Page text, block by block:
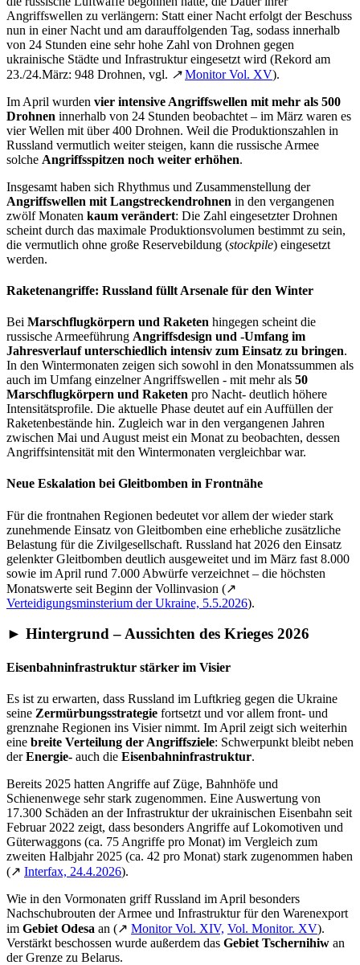
Angriffswellen zu verlängern: Statt einer Nacht erfolgt der Beschuss
nun in einer Nacht und am darauffolgenden Tag, sodass innerhalb
von 24 Stunden eine sehr hohe Zahl von Drohnen gegen
ukrainische Städte und Infrastruktur eingesetzt wird (Rekord am
23./24.März: 948 Drohnen, vgl. ↗Monitor Vol. XV).
Im April wurden vier intensive Angriffswellen mit mehr als 500
Drohnen innerhalb von 24 Stunden beobachtet – im März waren es
vier Wellen mit über 400 Drohnen. Weil die Produktionszahlen in
Russland vermutlich weiter steigen, kann die russische Armee
solche Angriffsspitzen noch weiter erhöhen.
Insgesamt haben sich Rhythmus und Zusammenstellung der
Angriffswellen mit Langstreckendrohnen in den vergangenen
zwölf Monaten kaum verändert: Die Zahl eingesetzter Drohnen
scheint durch das maximale Produktionsvolumen bestimmt zu sein,
die vermutlich ohne große Reservebildung (stockpile) eingesetzt
werden.
Raketenangriffe: Russland füllt Arsenale für den Winter
Bei Marschflugkörpern und Raketen hingegen scheint die
russische Armeeführung Angriffsdesign und -Umfang im
Jahresverlaufunterschiedlich intensiv zum Einsatz zu bringen.
In den Wintermonaten zeigen sich sowohl in den Monatssummen als
auch im Umfang einzelner Angriffswellen - mit mehr als 50
Marschflugkörpern und Raketen pro Nacht- deutlich höhere
Intensitätsprofile. Die aktuelle Phase deutet auf ein Auffüllen der
Raketenbestände hin. Zugleich war in den vergangenen Jahren
zwischen Mai und August meist ein Monat zu beobachten, dessen
Angriffsintensität mit den Wintermonaten vergleichbar war.
Neue Eskalation bei Gleitbomben in Frontnähe
Für die frontnahen Regionen bedeutet vor allem der wieder stark
zunehmende Einsatz von Gleitbomben eine erhebliche zusätzliche
Belastung für die Zivilgesellschaft. Russland hat 2026 den Einsatz
gelenkter Gleitbomben deutlich ausgeweitet und im März fast 8.000
sowie im April rund 7.000 Abwürfe verzeichnet – die höchsten
Monatswerte seit Beginn der Vollinvasion (↗
Verteidigungsminsterium der Ukraine, 5.5.2026).
► Hintergrund – Aussichten des Krieges 2026
Eisenbahninfrastruktur stärker im Visier
Es ist zu erwarten, dass Russland im Luftkrieg gegen die Ukraine
seine Zermürbungsstrategie fortsetzt und vor allem front- und
grenznahe Regionen ins Visier nimmt. Im April zeigt sich weiterhin
eine breite Verteilung der Angriffsziele: Schwerpunkt bleibt neben
derEnergie- auch die Eisenbahninfrastruktur.
Bereits 2025 hatten Angriffe auf Züge, Bahnhöfe und
Schienenwege sehr stark zugenommen. Eine Auswertung von
17.300 Schäden an der Infrastruktur der ukrainischen Eisenbahn seit
Februar 2022 zeigt, dass besonders Angriffe auf Lokomotiven und
Güterwaggons (ca. 75 Angriffe pro Monat) im Vergleich zum
zweiten Halbjahr 2025 (ca. 42 pro Monat) stark zugenommen haben
(↗ Interfax, 24.4.2026).
Wie in den Vormonaten griff Russland im April besonders
Nachschubrouten der Armee und Infrastruktur für den Warenexport
im Gebiet Odesa an (↗ Monitor Vol. XIV, Vol. Monitor. XV).
Verstärkt beschossen wurde außerdem das Gebiet Tschernihiw an
der Grenze zu Belarus.